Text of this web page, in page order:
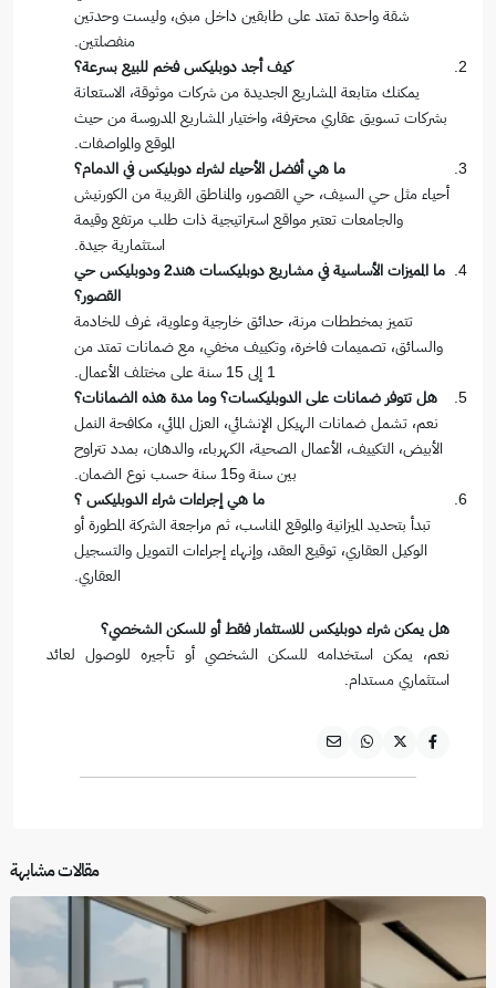
شقة واحدة تمتد على طابقين داخل مبنى، وليست وحدتين
منفصلتين.
كيف أجد دوبليكس فخم للبيع بسرعة؟
يمكنك متابعة المشاريع الجديدة من شركات موثوقة، الاستعانة
بشركات تسويق عقاري محترفة، واختيار المشاريع المدروسة من حيث
الموقع والمواصفات.
ما هي أفضل الأحياء لشراء دوبليكس في الدمام؟
أحياء مثل حي السيف، حي القصور، والمناطق القريبة من الكورنيش
والجامعات تعتبر مواقع استراتيجية ذات طلب مرتفع وقيمة
استثمارية جيدة.
ما المميزات الأساسية في مشاريع دوبليكسات هند2 ودوبليكس حي
القصور؟
تتميز بمخططات مرنة، حدائق خارجية وعلوية، غرف للخادمة
والسائق، تصميمات فاخرة، وتكييف مخفي، مع ضمانات تمتد من
1 إلى 15 سنة على مختلف الأعمال.
هل تتوفر ضمانات على الدوبليكسات؟ وما مدة هذه الضمانات؟
نعم، تشمل ضمانات الهيكل الإنشائي، العزل المائي، مكافحة النمل
الأبيض، التكييف، الأعمال الصحية، الكهرباء، والدهان، بمدد تتراوح
بين سنة و15 سنة حسب نوع الضمان.
ما هي إجراءات شراء الدوبليكس ؟
تبدأ بتحديد الميزانية والموقع المناسب، ثم مراجعة الشركة المطورة أو
الوكيل العقاري، توقيع العقد، وإنهاء إجراءات التمويل والتسجيل
العقاري.
هل يمكن شراء دوبليكس للاستثمار فقط أو للسكن الشخصي؟
نعم، يمكن استخدامه للسكن الشخصي أو تأجيره للوصول لعائد
استثماري مستدام.
مقالات مشابهة